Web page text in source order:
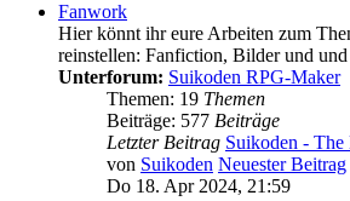
Fanwork
Hier könnt ihr eure Arbeiten zum
reinstellen: Fanfiction, Bilder und
Unterforum: Suikoden RPG-Maker
Themen: 19 Themen
Beiträge: 577 Beiträge
Letzter Beitrag Suikoden -
von Suikoden Neuester Beitrag
Do 18. Apr 2024, 21:59